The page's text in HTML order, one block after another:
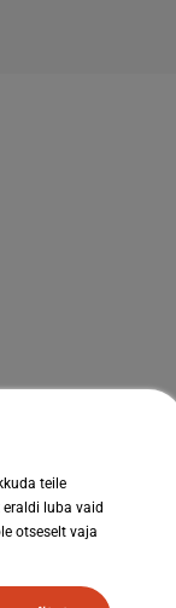
teile
luba vaid
otseselt vaja